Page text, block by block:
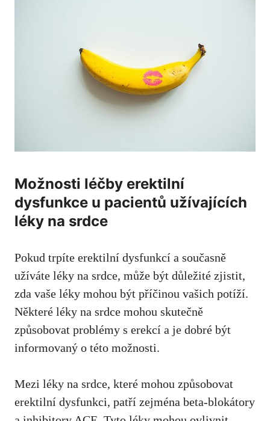
Možnosti léčby erektilní
dysfunkce u pacientů užívajících
léky na srdce
Pokud trpíte erektilní dysfunkcí a současně
užíváte léky na srdce, může být důležité zjistit,
zda vaše léky mohou být příčinou vašich potíží.
Některé léky na srdce mohou skutečně
způsobovat problémy s erekcí a je dobré být
informovaný o této možnosti.
Mezi léky na srdce, které mohou způsobovat
erektilní dysfunkci, patří zejména beta-blokátory